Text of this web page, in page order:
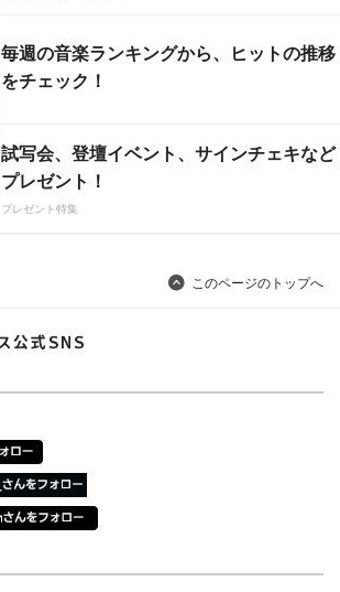
毎週の音楽ランキングから、ヒットの推移
をチェック！
試写会、登壇イベント、サインチェキなど
プレゼント！
プレゼント特集
このページのトップへ